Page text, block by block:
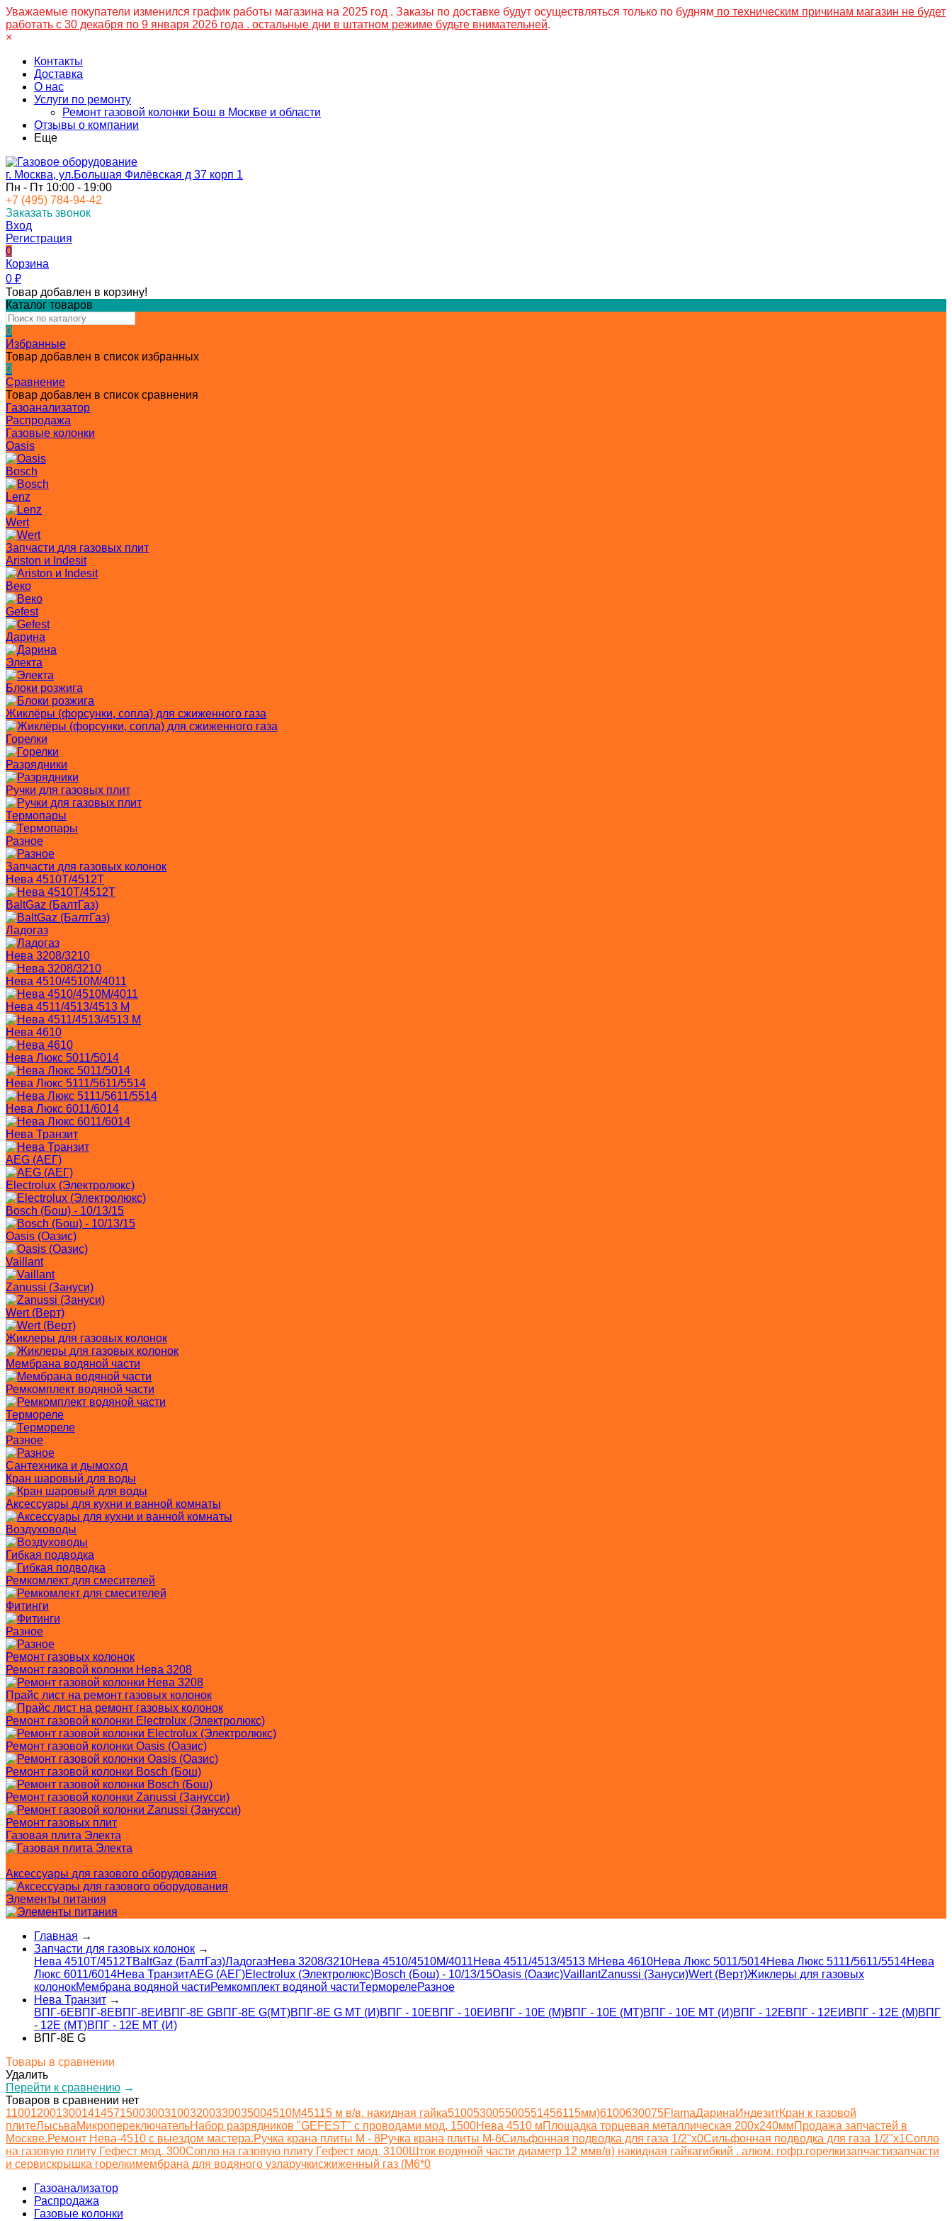
Уважаемые покупатели изменился график работы магазина на 2025 год . Заказы по доставке будут осуществляться только по будням по техническим причинам магазин не будет
работать с 30 декабря по 9 января 2026 года . остальные дни в штатном режиме будьте внимательней.
×
Контакты
Доставка
О нас
Услуги по ремонту
Ремонт газовой колонки Бош в Москве и области
Отзывы о компании
Еще
г. Москва, ул.Большая Филёвская д 37 корп 1
Пн - Пт 10:00 - 19:00
+7 (495) 784-94-42
Заказать звонок
Вход
Регистрация
0
Корзина
0 ₽
Товар добавлен в корзину!
Каталог товаров
0
Избранные
Товар добавлен в список избранных
0
Сравнение
Товар добавлен в список сравнения
Газоанализатор
Распродажа
Газовые колонки
Oasis
Bosch
Lenz
Wert
Запчасти для газовых плит
Ariston и Indesit
Веко
Gefest
Дарина
Электа
Блоки розжига
Жиклёры (форсунки, сопла) для сжиженного газа
Горелки
Разрядники
Ручки для газовых плит
Термопары
Разное
Запчасти для газовых колонок
Нева 4510T/4512T
BaltGaz (БалтГаз)
Ладогаз
Нева 3208/3210
Нева 4510/4510M/4011
Нева 4511/4513/4513 M
Нева 4610
Нева Люкс 5011/5014
Нева Люкс 5111/5611/5514
Нева Люкс 6011/6014
Нева Транзит
AEG (АЕГ)
Electrolux (Электролюкс)
Bosch (Бош) - 10/13/15
Oasis (Оазис)
Vaillant
Zanussi (Зануси)
Wert (Верт)
Жиклеры для газовых колонок
Мембрана водяной части
Ремкомплект водяной части
Термореле
Разное
Сантехника и дымоход
Кран шаровый для воды
Аксессуары для кухни и ванной комнаты
Воздуховоды
Гибкая подводка
Ремкомлект для смесителей
Фитинги
Разное
Ремонт газовых колонок
Ремонт газовой колонки Нева 3208
Прайс лист на ремонт газовых колонок
Ремонт газовой колонки Electrolux (Электролюкс)
Ремонт газовой колонки Oasis (Оазис)
Ремонт газовой колонки Bosch (Бош)
Ремонт газовой колонки Zanussi (Занусси)
Ремонт газовых плит
Газовая плита Электа
Аксессуары для газового оборудования
Элементы питания
Главная →
Запчасти для газовых колонок →
Нева 4510T/4512TBaltGaz (БалтГаз)ЛадогазНева 3208/3210Нева 4510/4510M/4011Нева 4511/4513/4513 M Нева 4610Нева Люкс 5011/5014Нева Люкс 5111/5611/5514Нева
Люкс 6011/6014Нева ТранзитAEG (АЕГ)Electrolux (Электролюкс)Bosch (Бош) - 10/13/15Oasis (Оазис)VaillantZanussi (Зануси)Wert (Верт)Жиклеры для газовых
колонокМембрана водяной частиРемкомплект водяной частиТерморелеРазное
Нева Транзит →
ВПГ-6ЕВПГ-8ЕВПГ-8ЕИ ВПГ-8Е GВПГ-8Е G(MT)ВПГ-8Е G MT (И)ВПГ - 10ЕВПГ - 10ЕИ ВПГ - 10Е (M)ВПГ - 10Е (MT)ВПГ - 10Е MT (И)ВПГ - 12ЕВПГ - 12ЕИ ВПГ - 12Е (M)ВПГ
- 12Е (MT)ВПГ - 12Е MT (И)
ВПГ-8Е G
Товары в сравнении
Удалить
Перейти к сравнению →
Товаров в сравнении нет
110012001300141457150030031003200330035004510М45115 м в/в. накидная гайка510053005500551456115мм)6100630075FlamaДаринаИндезитКран к газовой
плитеЛысьваМикропереключательНабор разрядников "GEFEST" с проводами мод. 1500Нева 4510 мПлощадка торцевая металлическая 200х240ммПродажа запчастей в
Москве.Ремонт Нева-4510 с выездом мастера.Ручка крана плиты М - 8Ручка крана плиты М-6Сильфонная подводка для газа 1/2"х0Сильфонная подводка для газа 1/2"х1Сопло
на газовую плиту Гефест мод. 300Сопло на газовую плиту Гефест мод. 3100Шток водяной части диаметр 12 ммв/в) накидная гайкагибкий . алюм. гофр.горелкизапчастизапчасти
и сервискрышка горелкимембрана для водяного узларучкисжиженный газ (М6*0
Газоанализатор
Распродажа
Газовые колонки